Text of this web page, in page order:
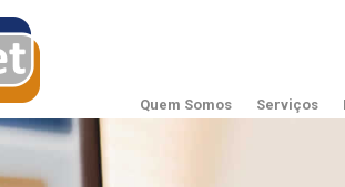
Quem Somos Serviços